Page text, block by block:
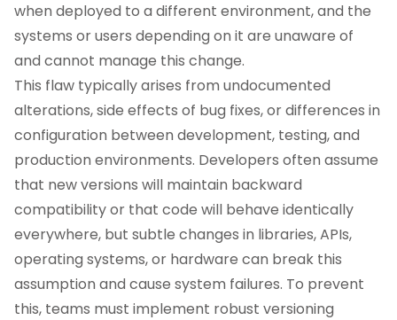
when deployed to a different environment, and the
systems or users depending on it are unaware of
and cannot manage this change.
This flaw typically arises from undocumented
alterations, side effects of bug fixes, or differences in
configuration between development, testing, and
production environments. Developers often assume
that new versions will maintain backward
compatibility or that code will behave identically
everywhere, but subtle changes in libraries, APIs,
operating systems, or hardware can break this
assumption and cause system failures. To prevent
this, teams must implement robust versioning